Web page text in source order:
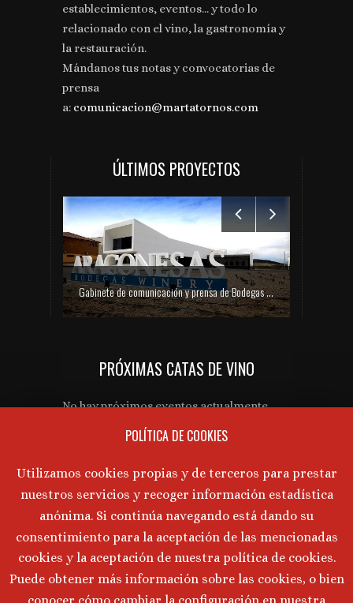
establecimientos, eventos... y todo lo
relacionado con el vino, la gastronomía y
la restauración.
Mándanos tus notas y convocatorias de
prensa
a: comunicacion@martatornos.com
ÚLTIMOS PROYECTOS
Gabinete de comunicación y prensa de Bodegas Aragonesas – Nuevo espacio Terroir – Garnacha
PRÓXIMAS CATAS DE VINO
No hay próximos eventos actualmente.
AVISO LEGAL
Aviso Legal Política de Privacidad
Política de Cookies
©2026 Marta Tornos · Todos lo derechos reservados ·
POLÍTICA DE COOKIES
Utilizamos cookies propias y de terceros para prestar
nuestros servicios y recoger información estadística
anónima. Si continúa navegando está dando su
consentimiento para la aceptación de las mencionadas
cookies y la aceptación de nuestra política de cookies.
Puede obtener más información sobre las cookies, o bien